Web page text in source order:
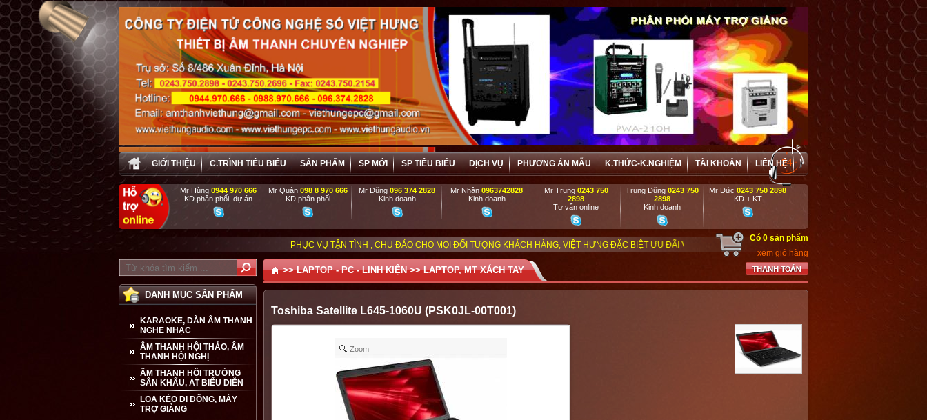
GIỚI THIỆU C.TRÌNH TIÊU BIỂU SẢN PHẨM SP MỚI SP TIÊU BIỂU DỊCH VỤ PHƯƠNG ÁN MẪU K.THỨC-K.NGHIỆM TÀI KHOẢN LIÊN HỆ
Mr Hùng0944 970 666
KD phân phối, dự án
Mr Quân 098 8 970 666
KD phân phối
Mr Dũng096 374 2828
Kinh doanh
Mr Nhân0963742828
Kinh doanh
Mr Trung 0243 750
2898
Tư vấn online
Trung Dũng 0243 750
2898
Kinh doanh
Mr Đức0243 750 2898
KD + KT
PHỤC VỤ TẬN TÌNH , CHU ĐÁO CHO MỌI ĐỐI TƯỢNG KHÁCH HÀNG, VIỆT HƯNG ĐẶC BIỆT ƯU ĐÃI VÀ HỢP TÁC HIỆU QUẢ VỚI CÁC DOANH NGHIỆP, DỰ ÁN, TRƯỜNG HỌC, CƠ
Có 0 sản phẩm
xem giỏ hàng
DANH MỤC SẢN PHẨM
KARAOKE, DÀN ÂM THANH
NGHE NHẠC
ÂM THANH HỘI THẢO, ÂM
THANH HỘI NGHỊ
ÂM THANH HỘI TRƯỜNG
SÂN KHẤU, AT BIỂU DIỄN
LOA KÉO DI ĐỘNG, MÁY
TRỢ GIẢNG
>>LAPTOP - PC - LINH KIỆN>>LAPTOP, MT XÁCH TAY
Toshiba Satellite L645-1060U (PSK0JL-00T001)
Zoom